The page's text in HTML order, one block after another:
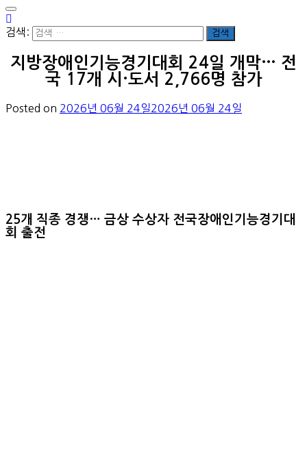
검색:
지방장애인기능경기대회 24일 개막… 전
국 17개 시·도서 2,766명 참가
Posted on 2026년 06월 24일2026년 06월 24일
25개 직종 경쟁… 금상 수상자 전국장애인기능경기대
회 출전